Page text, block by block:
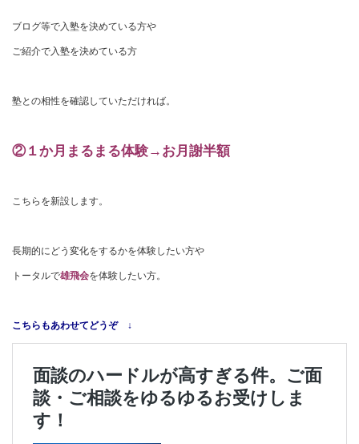
ブログ等で入塾を決めている方や
ご紹介で入塾を決めている方
塾との相性を確認していただければ。
②１か月まるまる体験→お月謝半額
こちらを新設します。
長期的にどう変化をするかを体験したい方や
トータルで雄飛会を体験したい方。
こちらもあわせてどうぞ ↓